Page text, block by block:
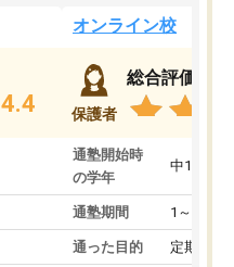
4.4
オンライン校
保護者
総合評価
通塾開始時
の学年
中1
通塾期間 1～3ヵ月
通った目的 定期テス